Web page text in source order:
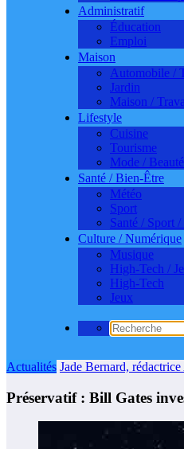
Administratif
Éducation
Emploi
Maison
Automobile /
Jardin
Maison /
Lifestyle
Cuisine
Tourisme
Mode / Beauté
Santé / Bien-Être
Météo
Sport
Santé / Sport
Culture / Numérique
Musique
High-Tech /
High-Tech
Jeux
Actualités Jade Bernard,
Préservatif : Bill Gates